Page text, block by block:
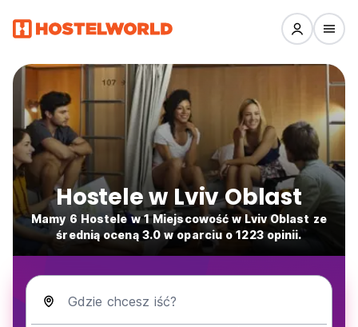
Hostele w Lviv Oblast
Mamy 6 Hostele w 1 Miejscowość w Lviv Oblast ze
średnią oceną 3.0 w oparciu o 1223 opinii.
Gdzie chcesz iść?